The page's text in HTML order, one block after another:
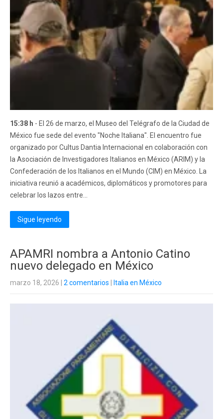
15:38 h - El 26 de marzo, el Museo del Telégrafo de la Ciudad de
México fue sede del evento "Noche Italiana". El encuentro fue
organizado por Cultus Dantia Internacional en colaboración con
la Asociación de Investigadores Italianos en México (ARIM) y la
Confederación de los Italianos en el Mundo (CIM) en México. La
iniciativa reunió a académicos, diplomáticos y promotores para
celebrar los lazos entre...
Sigue leyendo
APAMRI nombra a Antonio Catino
nuevo delegado en México
marzo 18, 2026 2 comentarios Italia en México